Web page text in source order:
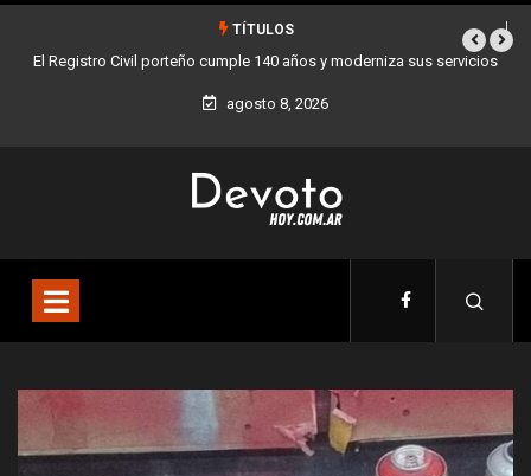
TÍTULOS
Buenos Aires sumó 12 nuevos Bares Notables y ya son 90 en toda
la Ciudad
agosto 8, 2026